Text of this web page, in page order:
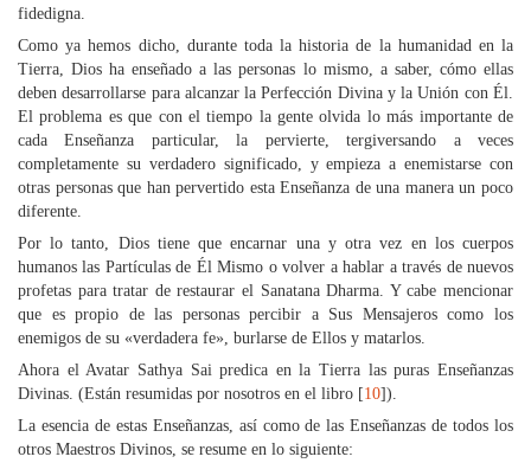
fidedigna.
Como ya hemos dicho, durante toda la historia de la humanidad en la
Tierra, Dios ha enseñado a las personas lo mismo, a saber, cómo ellas
deben desarrollarse para alcanzar la Perfección Divina y la Unión con Él.
El problema es que con el tiempo la gente olvida lo más importante de
cada Enseñanza particular, la pervierte, tergiversando a veces
completamente su verdadero significado, y empieza a enemistarse con
otras personas que han pervertido esta Enseñanza de una manera un poco
diferente.
Por lo tanto, Dios tiene que encarnar una y otra vez en los cuerpos
humanos las Partículas de Él Mismo o volver a hablar a través de nuevos
profetas para tratar de restaurar el Sanatana Dharma. Y cabe mencionar
que es propio de las personas percibir a Sus Mensajeros como los
enemigos de su «verdadera fe», burlarse de Ellos y matarlos.
Ahora el Avatar Sathya Sai predica en la Tierra las puras Enseñanzas
Divinas. (Están resumidas por nosotros en el libro [10]).
La esencia de estas Enseñanzas, así como de las Enseñanzas de todos los
otros Maestros Divinos, se resume en lo siguiente: